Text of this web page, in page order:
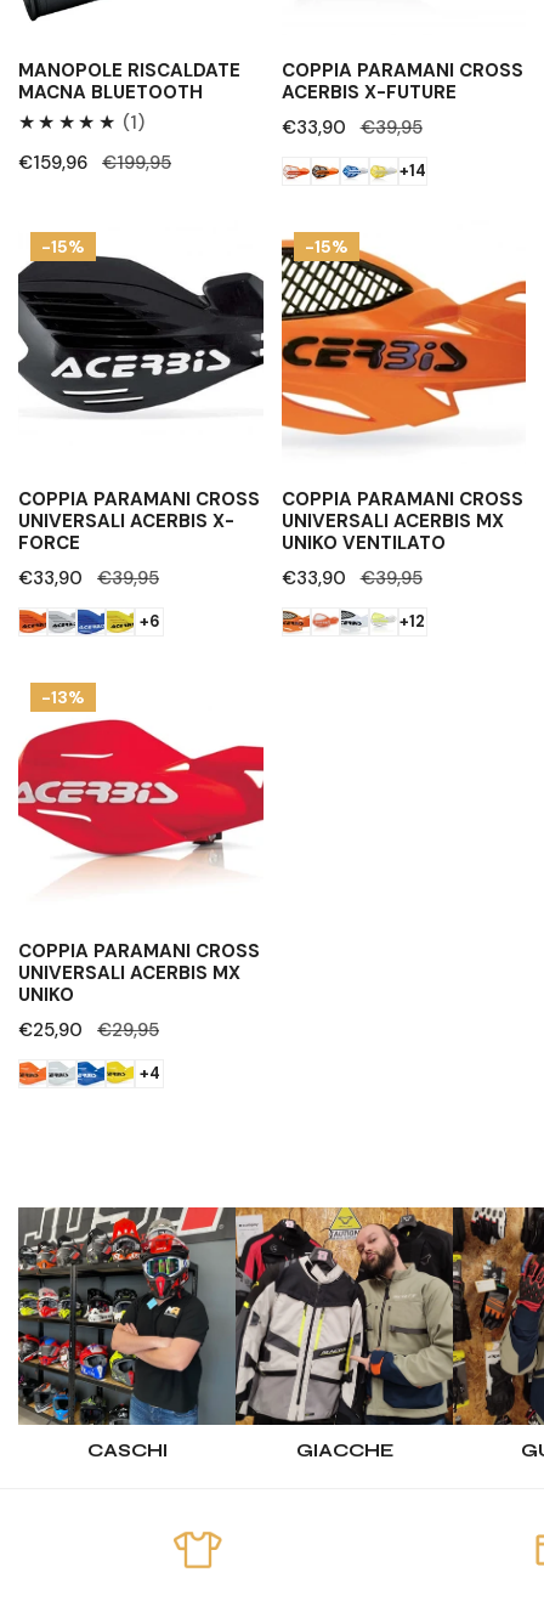
MANOPOLE RISCALDATE
MACNA BLUETOOTH
(1)1
Recensioni
totali
Prezzo
€159,96
Prezzo
€199,95
COPPIA PARAMANI CROSS
ACERBIS X-FUTURE
Prezzo
vendita
€33,90
Prezzo
€39,95
+14
Coppia
paramani
cross
universali
Acerbis
X-
FORCE
-15%
COPPIA PARAMANI CROSS
UNIVERSALI ACERBIS X-
FORCE
Prezzo
di
vendita
€33,90
Prezzo
regolare
€39,95
+6
Coppia
paramani
cross
universali
Acerbis
Uniko
Ventilato
-15%
COPPIA PARAMANI CROSS
UNIVERSALI ACERBIS MX
UNIKO VENTILATO
Prezzo
di
vendita
€33,90
Prezzo
regolare
€39,95
+12
Coppia
paramani
cross
universali
Acerbis
MX
-13%
COPPIA PARAMANI CROSS
UNIVERSALI ACERBIS MX
UNIKO
Prezzo
di
vendita
€25,90
Prezzo
regolare
€29,95
+4
CASCHI GIACCHE